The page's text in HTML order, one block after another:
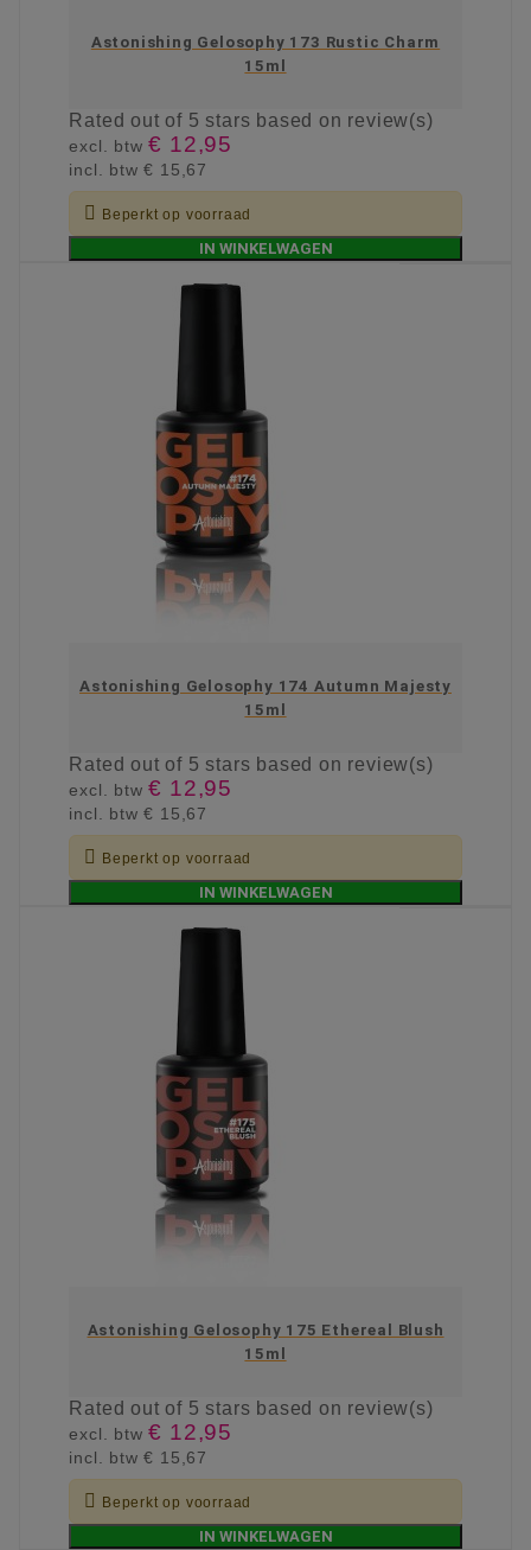
Astonishing Gelosophy 173 Rustic Charm
15ml
Ratedout of 5 stars based on review(s)
excl. btw€ 12,95
incl. btw€ 15,67
 Beperkt op voorraad
IN WINKELWAGEN
Astonishing Gelosophy 174 Autumn Majesty
15ml
Ratedout of 5 stars based on review(s)
excl. btw€ 12,95
incl. btw€ 15,67
 Beperkt op voorraad
IN WINKELWAGEN
Astonishing Gelosophy 175 Ethereal Blush
15ml
Ratedout of 5 stars based on review(s)
excl. btw€ 12,95
incl. btw€ 15,67
 Beperkt op voorraad
IN WINKELWAGEN